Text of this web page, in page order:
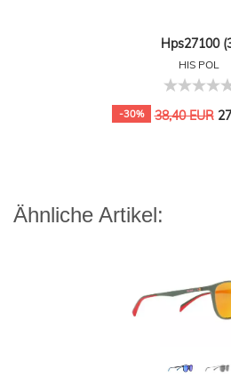
Hps27100
HIS POL
-30% 38,40 EUR
Ähnliche Artikel: